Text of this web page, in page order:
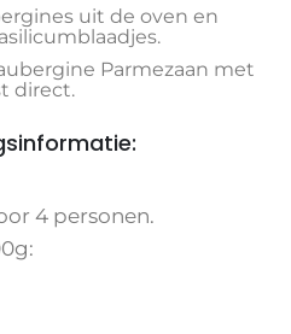
uit de oven en
Parmezaan met
direct.
4 personen.